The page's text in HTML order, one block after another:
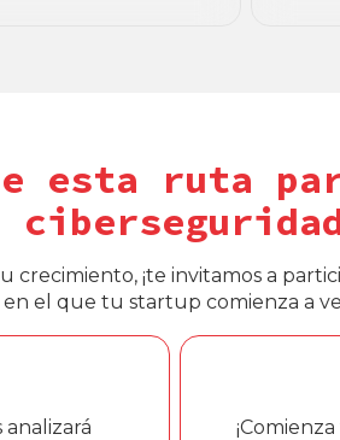
esta ruta
¡te invitamos a
el que tu startup comienza a